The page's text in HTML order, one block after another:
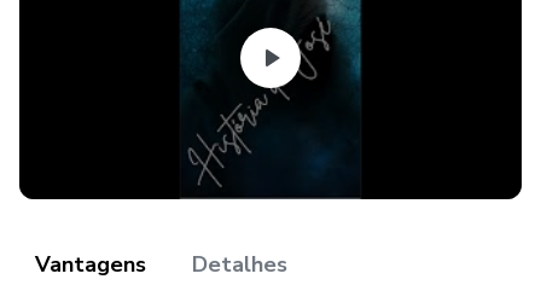
Vantagens Detalhes